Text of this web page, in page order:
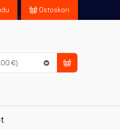
Ostoskori
€)